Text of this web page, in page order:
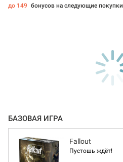
до 149 бонусов на следующие покупки
БАЗОВАЯ ИГРА
Fallout
Пустошь ждёт!